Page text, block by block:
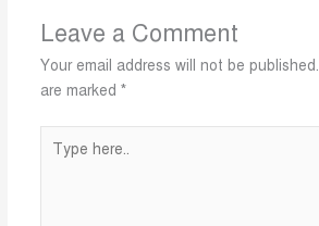
Leave a Comment
Your email address will not be published.
are marked *
here..